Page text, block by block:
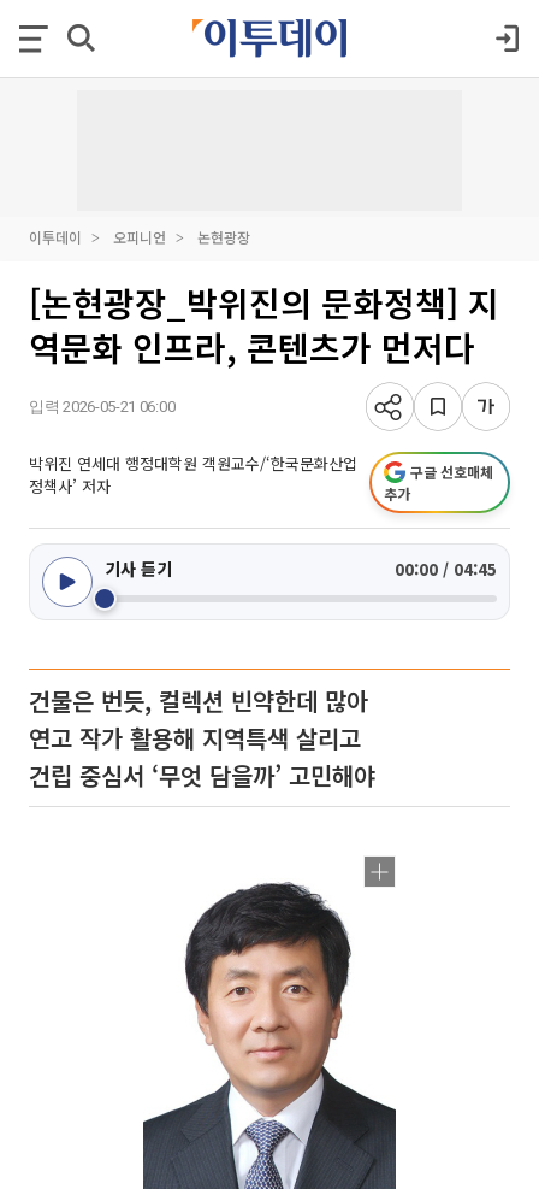
이투데이 오피니언 논현광장
[논현광장_박위진의 문화정책] 지
역문화 인프라, 콘텐츠가 먼저다
입력 2026-05-21 06:00
박위진 연세대 행정대학원 객원교수/‘한국문화산업
정책사’ 저자
구글 선호매체
추가
기사 듣기 00:00 / 04:45
건물은 번듯, 컬렉션 빈약한데 많아
연고 작가 활용해 지역특색 살리고
건립 중심서 ‘무엇 담을까’ 고민해야